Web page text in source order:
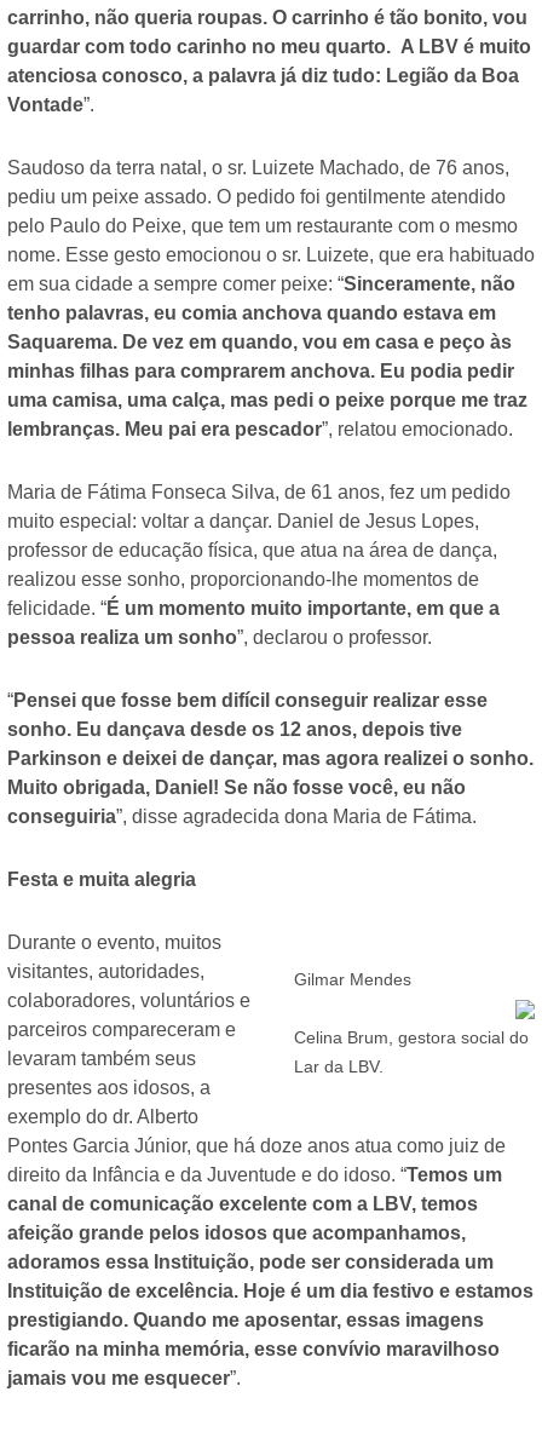
carrinho, não queria roupas. O carrinho é tão bonito, vou
guardar com todo carinho no meu quarto. A LBV é muito
atenciosa conosco, a palavra já diz tudo: Legião da Boa
Vontade”.
Saudoso da terra natal, o sr. Luizete Machado, de 76 anos,
pediu um peixe assado. O pedido foi gentilmente atendido
pelo Paulo do Peixe, que tem um restaurante com o mesmo
nome. Esse gesto emocionou o sr. Luizete, que era habituado
em sua cidade a sempre comer peixe: “Sinceramente, não
tenho palavras, eu comia anchova quando estava em
Saquarema. De vez em quando, vou em casa e peço às
minhas filhas para comprarem anchova. Eu podia pedir
uma camisa, uma calça, mas pedi o peixe porque me traz
lembranças. Meu pai era pescador”, relatou emocionado.
Maria de Fátima Fonseca Silva, de 61 anos, fez um pedido
muito especial: voltar a dançar. Daniel de Jesus Lopes,
professor de educação física, que atua na área de dança,
realizou esse sonho, proporcionando-lhe momentos de
felicidade. “É um momento muito importante, em que a
pessoa realiza um sonho”, declarou o professor.
“Pensei que fosse bem difícil conseguir realizar esse
sonho. Eu dançava desde os 12 anos, depois tive
Parkinson e deixei de dançar, mas agora realizei o sonho.
Muito obrigada, Daniel! Se não fosse você, eu não
conseguiria”, disse agradecida dona Maria de Fátima.
Festa e muita alegria
Gilmar Mendes
Celina Brum, gestora social do
Lar da LBV.
Durante o evento, muitos
visitantes, autoridades,
colaboradores, voluntários e
parceiros compareceram e
levaram também seus
presentes aos idosos, a
exemplo do dr. Alberto
Pontes Garcia Júnior, que há doze anos atua como juiz de
direito da Infância e da Juventude e do idoso. “Temos um
canal de comunicação excelente com a LBV, temos
afeição grande pelos idosos que acompanhamos,
adoramos essa Instituição, pode ser considerada um
Instituição de excelência. Hoje é um dia festivo e estamos
prestigiando. Quando me aposentar, essas imagens
ficarão na minha memória, esse convívio maravilhoso
jamais vou me esquecer”.